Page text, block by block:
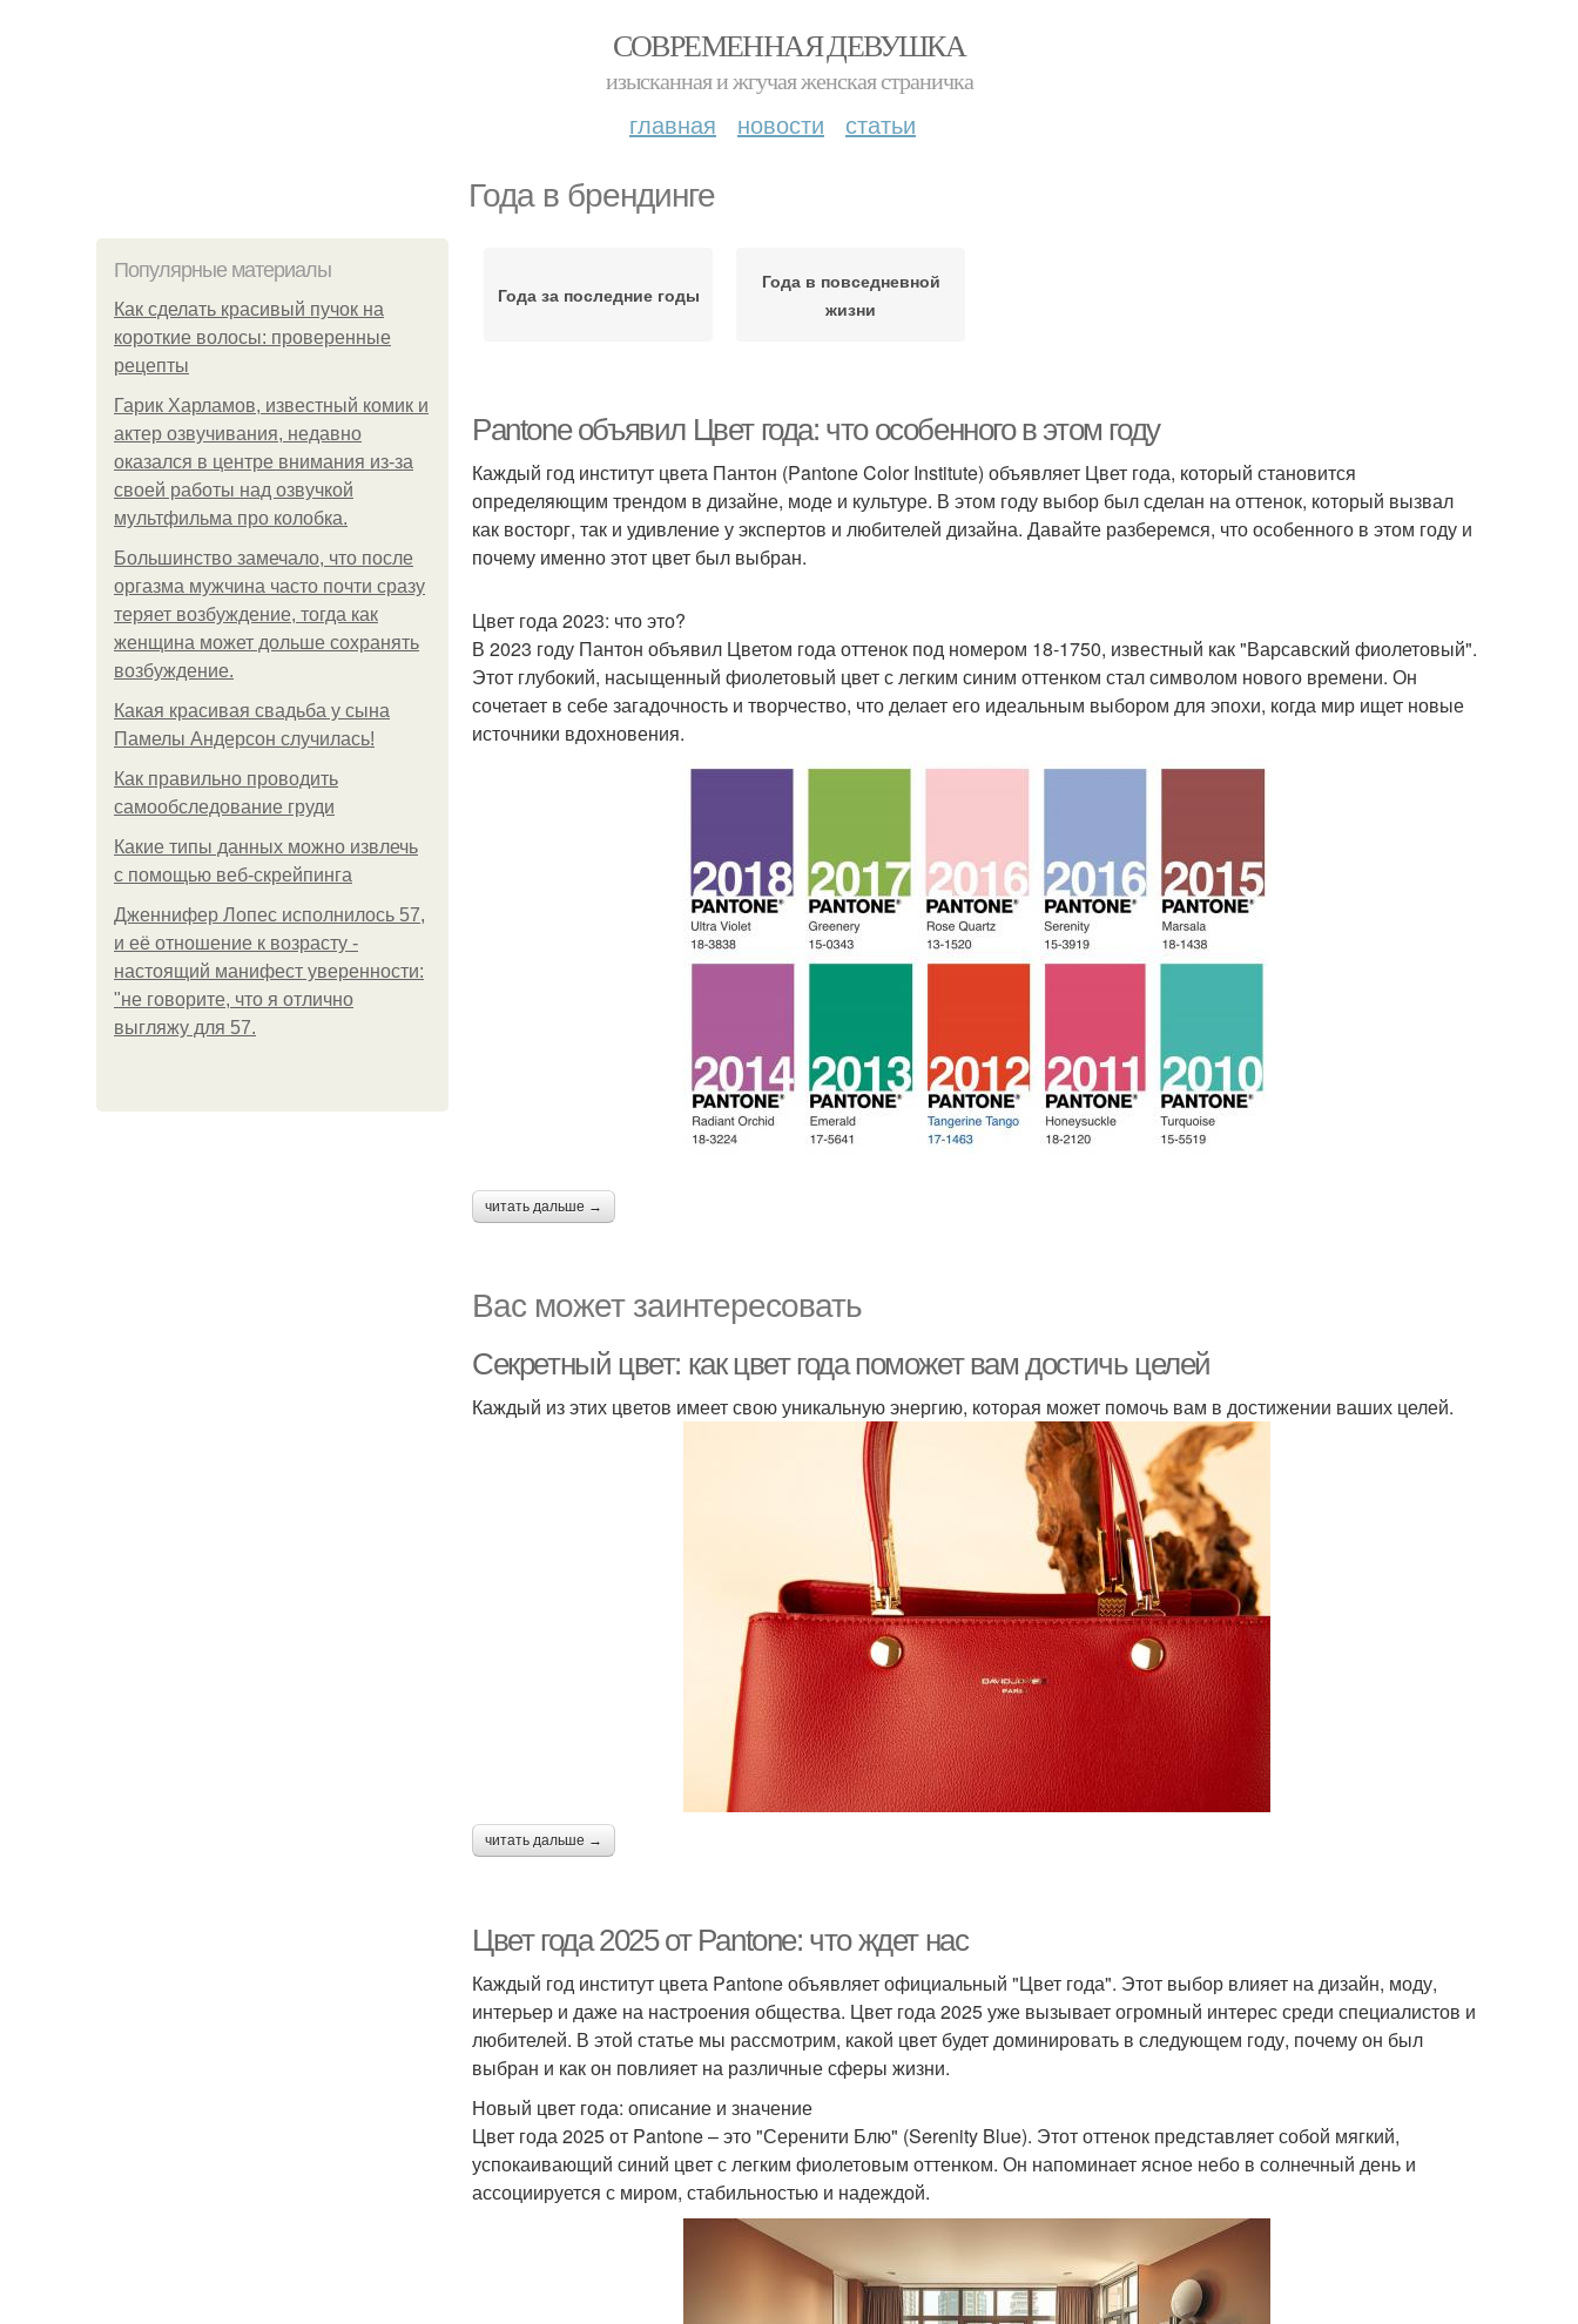
СОВРЕМЕННАЯ ДЕВУШКА
изысканная и жгучая женская страничка
главная новости статьи
Года в брендинге
Популярные материалы
Как сделать красивый пучок на
короткие волосы: проверенные
рецепты
Гарик Харламов, известный комик и
актер озвучивания, недавно
оказался в центре внимания из-за
своей работы над озвучкой
мультфильма про колобка.
Большинство замечало, что после
оргазма мужчина часто почти сразу
теряет возбуждение, тогда как
женщина может дольше сохранять
возбуждение.
Какая красивая свадьба у сына
Памелы Андерсон случилась!
Как правильно проводить
самообследование груди
Какие типы данных можно извлечь
с помощью веб-скрейпинга
Дженнифер Лопес исполнилось 57,
и её отношение к возрасту -
настоящий манифест уверенности:
"не говорите, что я отлично
выгляжу для 57.
Года за последние годы
Года в повседневной
жизни
Pantone объявил Цвет года: что особенного в этом году
Каждый год институт цвета Пантон (Pantone Color Institute) объявляет Цвет года, который становится
определяющим трендом в дизайне, моде и культуре. В этом году выбор был сделан на оттенок, который вызвал
как восторг, так и удивление у экспертов и любителей дизайна. Давайте разберемся, что особенного в этом году и
почему именно этот цвет был выбран.
Цвет года 2023: что это?
В 2023 году Пантон объявил Цветом года оттенок под номером 18-1750, известный как "Варсавский фиолетовый".
Этот глубокий, насыщенный фиолетовый цвет с легким синим оттенком стал символом нового времени. Он
сочетает в себе загадочность и творчество, что делает его идеальным выбором для эпохи, когда мир ищет новые
источники вдохновения.
читать дальше →
Вас может заинтересовать
Секретный цвет: как цвет года поможет вам достичь целей
Каждый из этих цветов имеет свою уникальную энергию, которая может помочь вам в достижении ваших целей.
читать дальше →
Цвет года 2025 от Pantone: что ждет нас
Каждый год институт цвета Pantone объявляет официальный "Цвет года". Этот выбор влияет на дизайн, моду,
интерьер и даже на настроения общества. Цвет года 2025 уже вызывает огромный интерес среди специалистов и
любителей. В этой статье мы рассмотрим, какой цвет будет доминировать в следующем году, почему он был
выбран и как он повлияет на различные сферы жизни.
Новый цвет года: описание и значение
Цвет года 2025 от Pantone – это "Серенити Блю" (Serenity Blue). Этот оттенок представляет собой мягкий,
успокаивающий синий цвет с легким фиолетовым оттенком. Он напоминает ясное небо в солнечный день и
ассоциируется с миром, стабильностью и надеждой.